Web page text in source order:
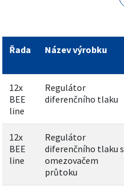
Řada Název výrobku
12x
BEE
line
Regulátor
diferenčního tlaku
12x
BEE
line
Regulátor
diferenčního tlaku s
omezovačem
průtoku